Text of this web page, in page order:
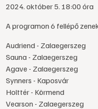
2024. október 5. 18:00 óra
A programon 6 fellépő
Audriend - Zalaegerszeg
Sauna - Zalaegerszeg
Agave - Zalaegerszeg
Synners - Kaposvár
Holttér - Körmend
Vearson - Zalaegerszeg